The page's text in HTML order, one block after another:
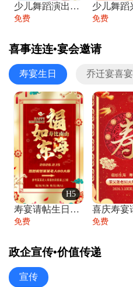
少儿舞蹈演出舞蹈比赛跳舞大赛文艺汇演活动
免费 免费
喜事连连•宴会邀请
寿宴生日 乔迁宴喜宴
H5
寿宴请帖生日宴邀请函老人寿星生日快乐祝寿
免费 免费
政企宣传•价值传递
宣传